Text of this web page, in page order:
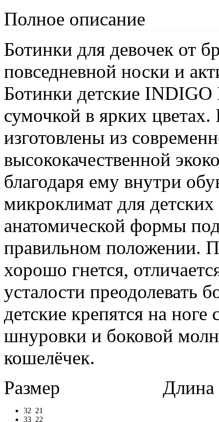
Полное описание
Ботинки для девочек от
повседневной носки и
Ботинки детские
сумочкой в ярких
изготовлены из
высококачественной
благодаря ему внутри
микроклимат для детских
анатомической формы
правильном положении.
хорошо гнется,
усталости преодолевать
детские крепятся на
шнуровки и боковой
кошелёчек.
Размер
Длина в
32 21
33 22